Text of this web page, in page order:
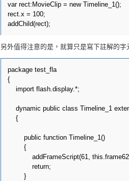
var rect:MovieClip = new Timeline_1();
rect.x = 100;
另外值得注意的是，就算只是寫下註解的字
package test_fla
{
    import flash.display.*;
dynamic public class Timeline_1
    {
        public function Timeline_1()
        {
addFrameScript(61,
            return;
        }